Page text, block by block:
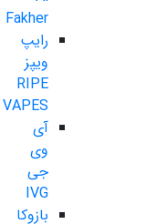
Fakher
رایپ
ویپز
RIPE
VAPES
آی
وی
جی
IVG
بازوکا